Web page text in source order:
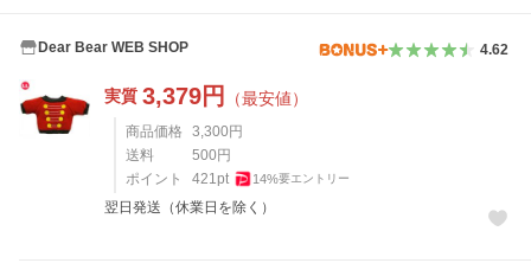
Dear Bear WEB SHOP 4.62
実質 3,379円 （最安値）
商品価格 3,300 円
送料
500 円
ポイント
421pt 14%要エントリー
翌日発送（休業日を除く）